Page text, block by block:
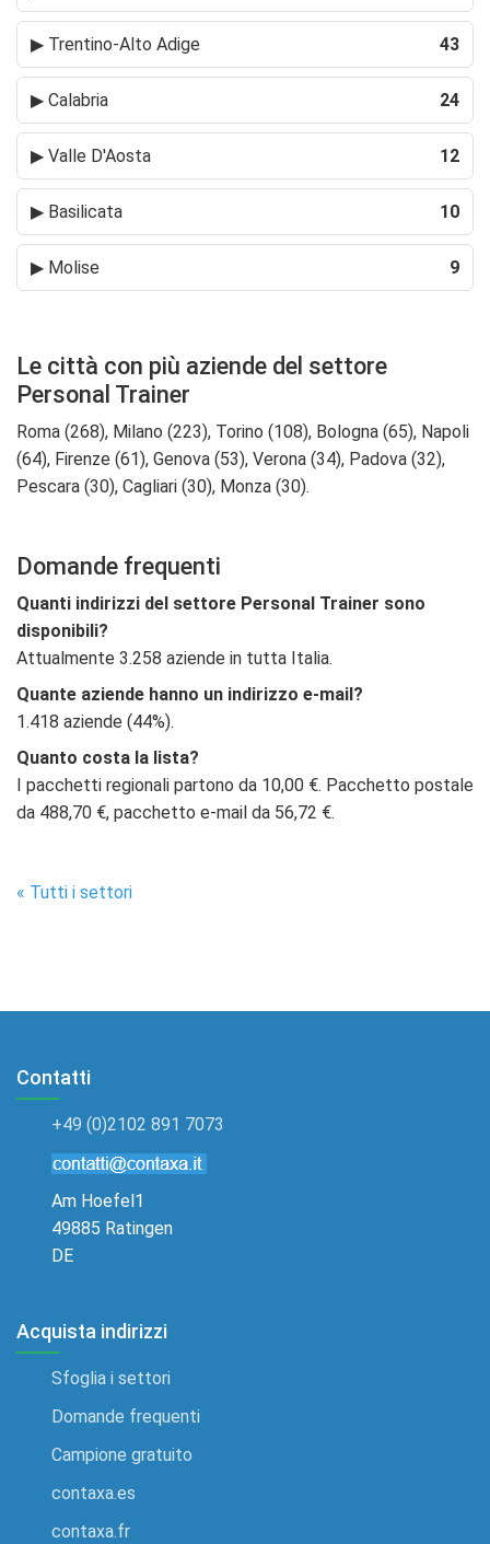
▶ Trentino-Alto Adige 43
▶ Calabria 24
▶ Valle D'Aosta 12
▶ Basilicata 10
▶ Molise 9
Le città con più aziende del settore
Personal Trainer
Roma (268), Milano (223), Torino (108), Bologna (65), Napoli
(64), Firenze (61), Genova (53), Verona (34), Padova (32),
Pescara (30), Cagliari (30), Monza (30).
Domande frequenti
Quanti indirizzi del settore Personal Trainer sono
disponibili?
Attualmente 3.258 aziende in tutta Italia.
Quante aziende hanno un indirizzo e-mail?
1.418 aziende (44%).
Quanto costa la lista?
I pacchetti regionali partono da 10,00 €. Pacchetto postale
da 488,70 €, pacchetto e-mail da 56,72 €.
« Tutti i settori
Contatti
+49 (0)2102 891 7073
Am Hoefel1
49885 Ratingen
DE
Acquista indirizzi
Sfoglia i settori
Domande frequenti
Campione gratuito
contaxa.es
contaxa.fr